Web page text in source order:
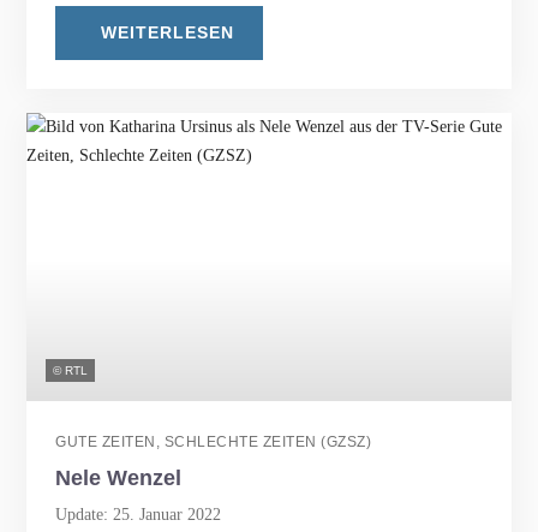
WEITERLESEN
© RTL
GUTE ZEITEN, SCHLECHTE ZEITEN (GZSZ)
Nele Wenzel
Update: 25. Januar 2022